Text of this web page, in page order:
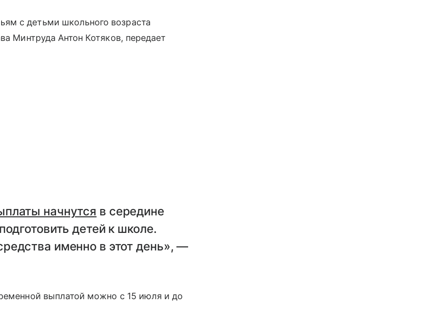
с детьми школьного возраста
Минтруда Антон Котяков, передает
начнутся в середине
детей к школе.
именно в этот день», —
выплатой можно с 15 июля и до